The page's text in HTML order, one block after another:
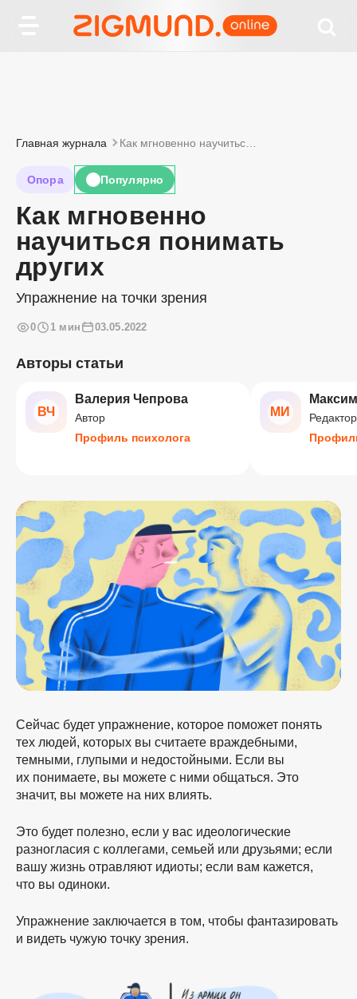
Главная журнала
Опора Популярно
Как мгновенно
научиться понимать
других
Упражнение на точки зрения
0 1 мин 03.05.2022
Авторы статьи
ВЧ
Валерия Чепрова
Автор
Профиль психолога
МИ
Редактор
Сейчас будет упражнение, которое поможет понять
тех людей, которых вы считаете враждебными,
темными, глупыми и недостойными. Если вы
их понимаете, вы можете с ними общаться. Это
значит, вы можете на них влиять.
Это будет полезно, если у вас идеологические
разногласия с коллегами, семьей или друзьями; если
вашу жизнь отравляют идиоты; если вам кажется,
что вы одиноки.
Упражнение заключается в том, чтобы фантазировать
и видеть чужую точку зрения.